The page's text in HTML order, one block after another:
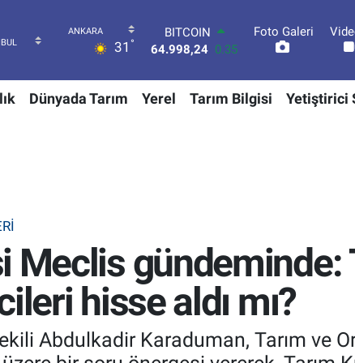
31 °
DOLAR
47,7436
0.18
55,2510 0.32
STERLİN
Foto Galeri
Dünyada Tarım Yerel Tarım Bilgisi Yetiştirici
Meclis gündeminde:
hisse aldı mı?
Abdulkadir Karaduman, Tarım ve